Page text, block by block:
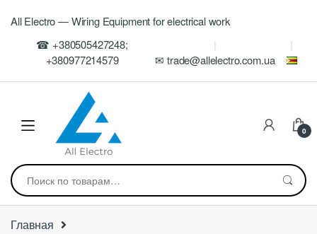
navigation
All Electro — Wiring Equipment for electrical work
☎ +380505427248;
+380977214579
✉ trade@allelectro.com.ua
0
Искать:
Главная